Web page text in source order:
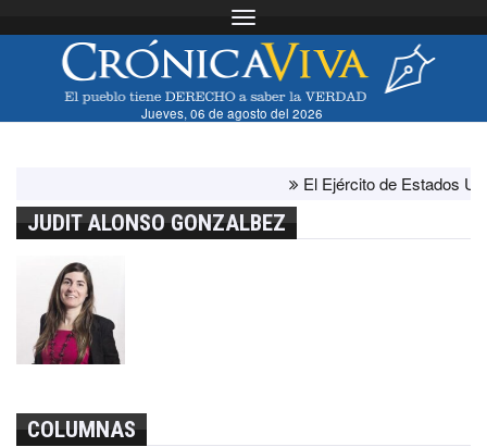
Toggle navigation
Jueves, 06 de agosto del 2026
El Ejército de Estados
JUDIT ALONSO GONZALBEZ
COLUMNAS